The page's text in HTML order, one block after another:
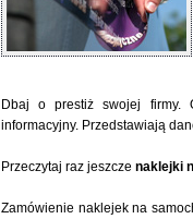
Dbaj o prestiż swojej firmy.
informacyjny. Przedstawiają
Przeczytaj raz jeszcze naklejki
Zamówienie naklejek na